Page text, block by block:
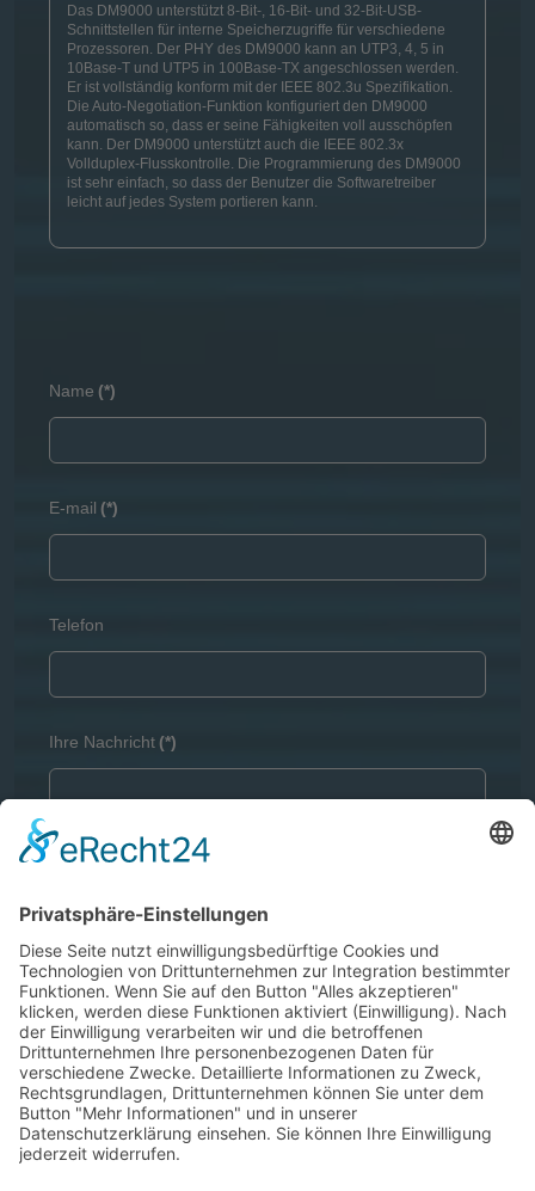
Das DM9000 unterstützt 8-Bit-, 16-Bit- und 32-Bit-USB-
Schnittstellen für interne Speicherzugriffe für verschiedene
Prozessoren. Der PHY des DM9000 kann an UTP3, 4, 5 in
10Base-T und UTP5 in 100Base-TX angeschlossen werden.
Er ist vollständig konform mit der IEEE 802.3u Spezifikation.
Die Auto-Negotiation-Funktion konfiguriert den DM9000
automatisch so, dass er seine Fähigkeiten voll ausschöpfen
kann. Der DM9000 unterstützt auch die IEEE 802.3x
Vollduplex-Flusskontrolle. Die Programmierung des DM9000
ist sehr einfach, so dass der Benutzer die Softwaretreiber
leicht auf jedes System portieren kann.
Name (*)
E-mail (*)
Telefon
Ihre Nachricht (*)
Captcha(*)
DSGVO(*)
Ich bestätige, dass ich dieDatenschutzerklärung
gelesen habe und mit der Verarbeitung meiner Daten
einverstanden bin.
Nachricht senden